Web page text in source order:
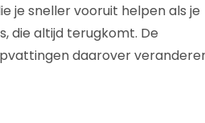
je sneller vooruit helpen als je
die altijd terugkomt. De
daarover